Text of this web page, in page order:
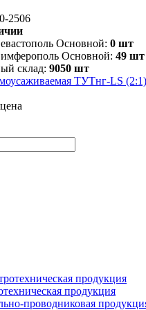
2506
Основной: 0 шт
Основной: 49 шт
склад: 9050 шт
ТУТнг-LS
продукция
продукция
проводниковая